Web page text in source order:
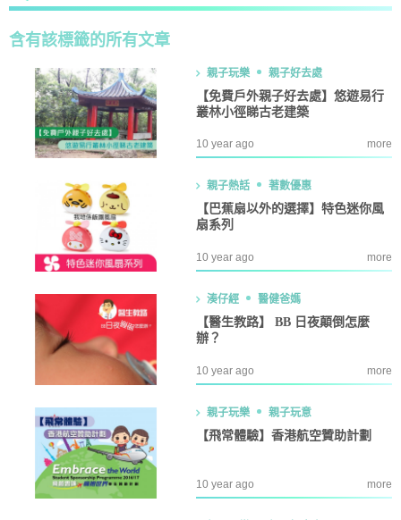
含有該標籤的所有文章
親子玩樂 親子好去處
【免費戶外親子好去處】悠遊易行
叢林小徑睇古老建築
10 year ago more
親子熱話 著數優惠
【巴蕉扇以外的選擇】特色迷你風
扇系列
10 year ago more
湊仔經 醫健爸媽
【醫生教路】 BB 日夜顛倒怎麼
辦？
10 year ago more
親子玩樂 親子玩意
【飛常體驗】香港航空贊助計劃
10 year ago more